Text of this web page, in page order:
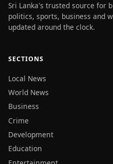
Sri Lanka's trusted source for
politics, sports, business and
updated around the clock.
SECTIONS
Local News
World News
Business
Crime
Development
Education